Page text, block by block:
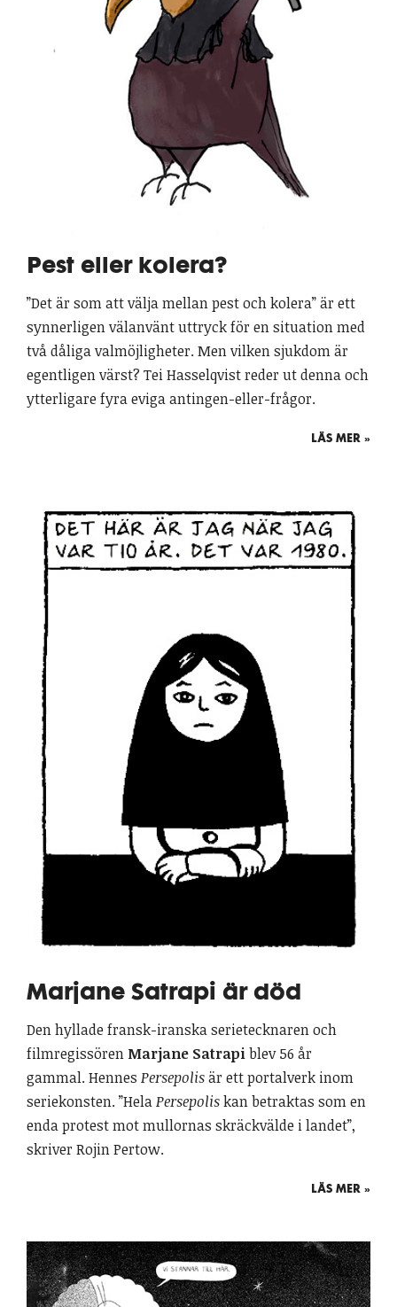
Pest eller kolera?
”Det är som att välja mellan pest och kolera” är ett
synnerligen välanvänt uttryck för en situation med
två dåliga valmöjligheter. Men vilken sjukdom är
egentligen värst? Tei Hasselqvist reder ut denna och
ytterligare fyra eviga antingen-eller-frågor.
LÄS MER »
Marjane Satrapi är död
Den hyllade fransk-iranska serietecknaren och
filmregissören Marjane Satrapiblev 56 år
gammal. Hennes Persepolisär ett portalverk inom
seriekonsten. ”HelaPersepoliskan betraktas som en
enda protest mot mullornas skräckvälde i landet”,
skriver Rojin Pertow.
LÄS MER »